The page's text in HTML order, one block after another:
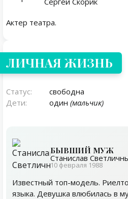
Актер театра.
Личная жизнь
ЛИЧНАЯ ЖИЗНЬ
Статус:
свободна
Дети:
один (мальчик)
БЫВШИЙ МУЖ
Станислав
10 февраля 1988
Известный топ-модель.
языка. Девушка влюбилась в